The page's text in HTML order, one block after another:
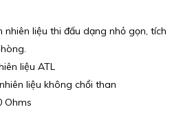
nhiên liệu thi đấu dạng nhỏ gọn, tích
liệu ATL
liệu không chổi than
Ohms